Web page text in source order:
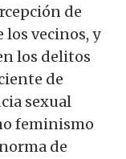
de
vecinos, y
los delitos
de
sexual
feminismo
de